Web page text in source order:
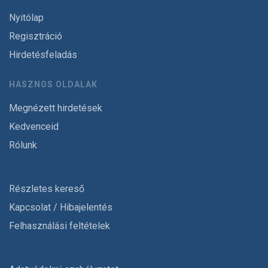
Nyitólap
Regisztráció
Hirdetésfeladás
HASZNOS OLDALAK
Megnézett hirdetések
Kedvenceid
Rólunk
Részletes kereső
Kapcsolat / Hibajelentés
Felhasználási feltételek